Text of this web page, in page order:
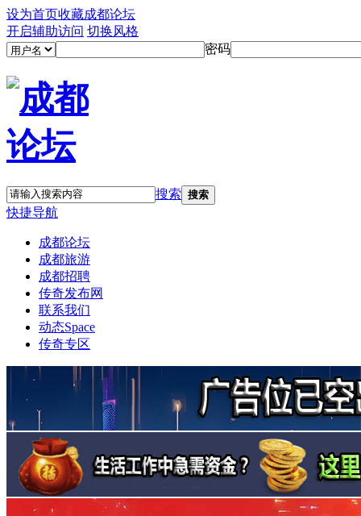
设为首页收藏成都论坛
开启辅助访问 切换风格
密码
搜索 搜索
快捷导航
成都论坛
成都旅游
成都招聘
传奇发布网
联系我们
动态Space
传奇专区